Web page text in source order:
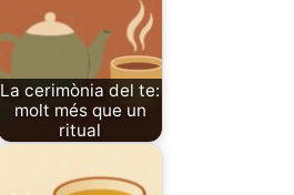
La cerimònia del te:
molt més que un
ritual